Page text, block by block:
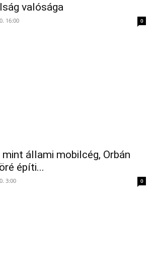
valósága
16:00 0
állami mobilcég, Orbán
építi...
3:00 0